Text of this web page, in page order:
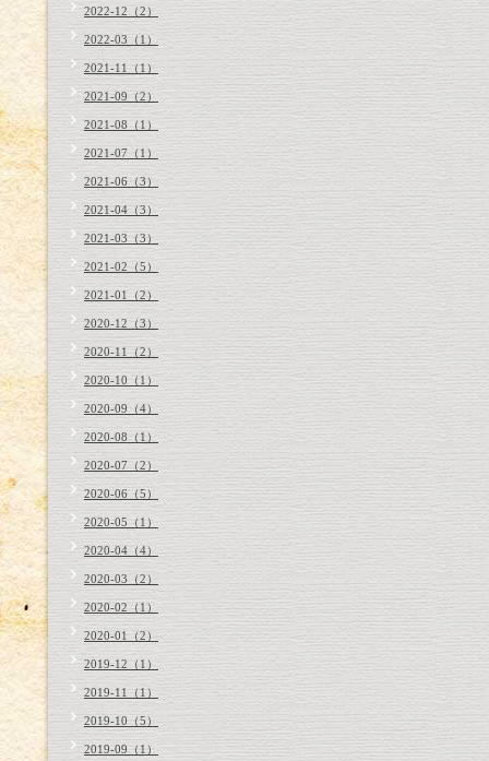
2022-12（2）
2022-03（1）
2021-11（1）
2021-09（2）
2021-08（1）
2021-07（1）
2021-06（3）
2021-04（3）
2021-03（3）
2021-02（5）
2021-01（2）
2020-12（3）
2020-11（2）
2020-10（1）
2020-09（4）
2020-08（1）
2020-07（2）
2020-06（5）
2020-05（1）
2020-04（4）
2020-03（2）
2020-02（1）
2020-01（2）
2019-12（1）
2019-11（1）
2019-10（5）
2019-09（1）